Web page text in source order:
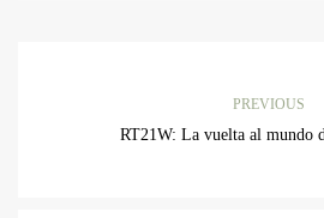
PREVIOUS
RT21W: La vuelta al mundo